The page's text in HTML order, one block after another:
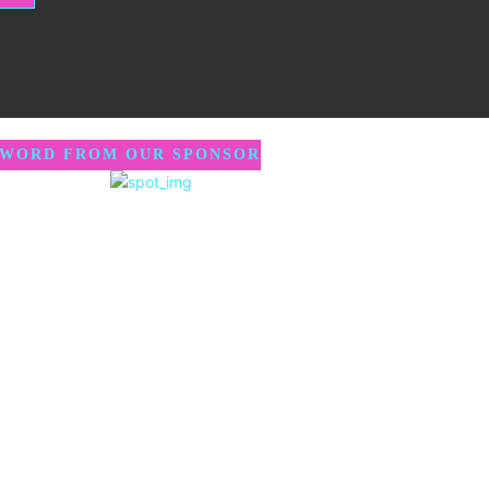
FROM OUR SPONSOR